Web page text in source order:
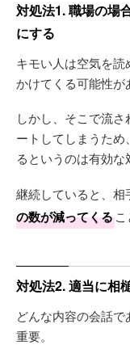
対処法1. 職場の場
にする
キモい人は空気を
かけてくる可能性が
しかし、そこで流
ートしてしまうた
るというのは有効な
継続していると、相
の数が減ってくる
対処法2. 適当に相
どんな内容の会話
重要。